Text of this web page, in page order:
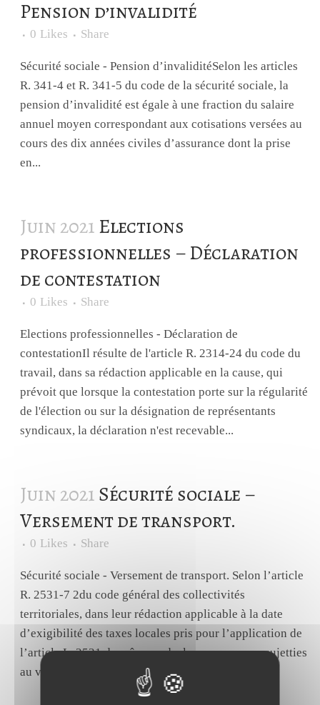
Pension d’invalidité
0 Likes Share
Sécurité sociale - Pension d’invaliditéSelon les articles
R. 341-4 et R. 341-5 du code de la sécurité sociale, la
pension d’invalidité est égale à une fraction du salaire
annuel moyen correspondant aux cotisations versées au
cours des dix années civiles d’assurance dont la prise
en...
Juin 2021Elections
professionnelles – Déclaration
de contestation
0 Likes Share
Elections professionnelles - Déclaration de
contestationIl résulte de l'article R. 2314-24 du code du
travail, dans sa rédaction applicable en la cause, qui
prévoit que lorsque la contestation porte sur la régularité
de l'élection ou sur la désignation de représentants
syndicaux, la déclaration n'est recevable...
Juin 2021Sécurité sociale –
Versement de transport.
0 Likes Share
Sécurité sociale - Versement de transport. Selon l’article
R. 2531-7 2du code général des collectivités
territoriales, dans leur rédaction applicable à la date
d’exigibilité des taxes locales pris pour l’application de
l’article L. 2531 du même code, les personnes assujetties
au versement de transport...